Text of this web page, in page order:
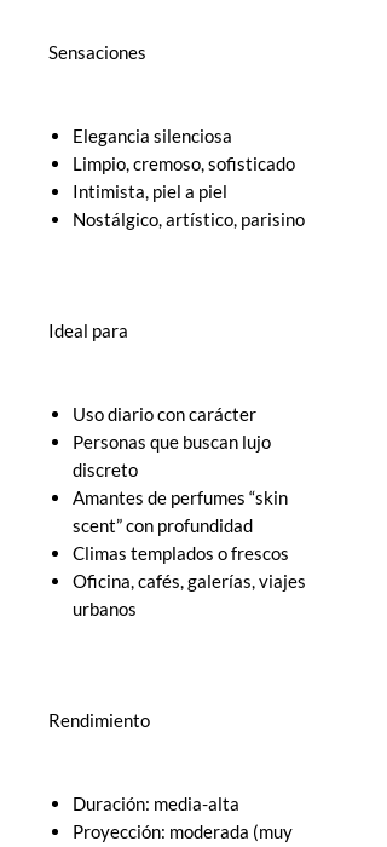
Sensaciones
Elegancia silenciosa
Limpio, cremoso, sofisticado
Intimista, piel a piel
Nostálgico, artístico, parisino
Ideal para
Uso diario con carácter
Personas que buscan lujo
discreto
Amantes de perfumes “skin
scent” con profundidad
Climas templados o frescos
Oficina, cafés, galerías, viajes
urbanos
Rendimiento
Duración: media-alta
Proyección: moderada (muy